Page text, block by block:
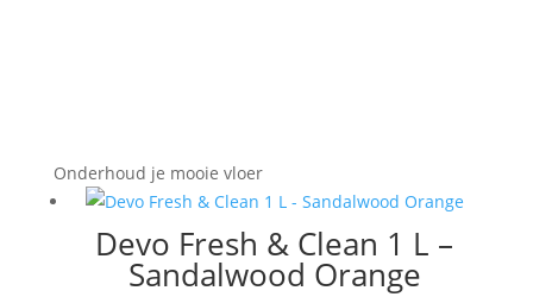
Onderhoud je mooie vloer
Devo Fresh & Clean 1 L –
Sandalwood Orange